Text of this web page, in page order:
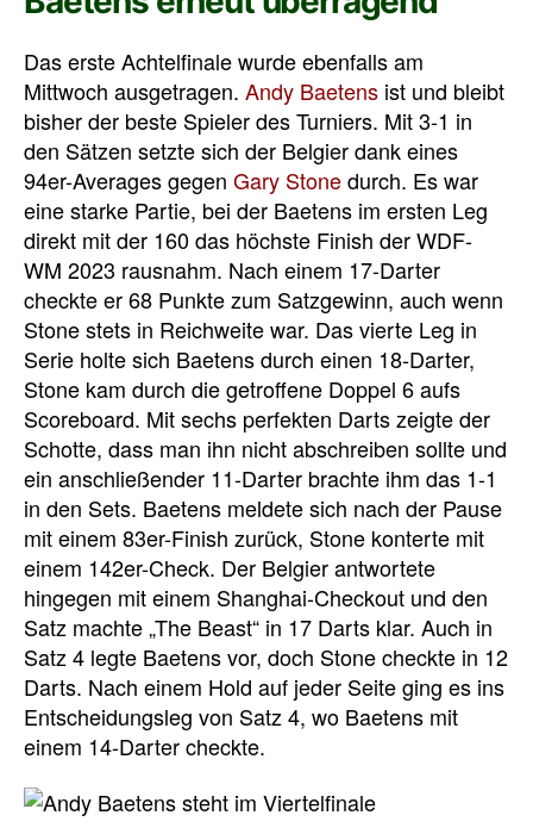
Das erste Achtelfinale wurde ebenfalls am
Mittwoch ausgetragen. Andy Baetens ist und bleibt
bisher der beste Spieler des Turniers. Mit 3-1 in
den Sätzen setzte sich der Belgier dank eines
94er-Averages gegen Gary Stonedurch. Es war
eine starke Partie, bei der Baetens im ersten Leg
direkt mit der 160 das höchste Finish der WDF-
WM 2023 rausnahm. Nach einem 17-Darter
checkte er 68 Punkte zum Satzgewinn, auch wenn
Stone stets in Reichweite war. Das vierte Leg in
Serie holte sich Baetens durch einen 18-Darter,
Stone kam durch die getroffene Doppel 6 aufs
Scoreboard. Mit sechs perfekten Darts zeigte der
Schotte, dass man ihn nicht abschreiben sollte und
ein anschließender 11-Darter brachte ihm das 1-1
in den Sets. Baetens meldete sich nach der Pause
mit einem 83er-Finish zurück, Stone konterte mit
einem 142er-Check. Der Belgier antwortete
hingegen mit einem Shanghai-Checkout und den
Satz machte „The Beast“ in 17 Darts klar. Auch in
Satz 4 legte Baetens vor, doch Stone checkte in 12
Darts. Nach einem Hold auf jeder Seite ging es ins
Entscheidungsleg von Satz 4, wo Baetens mit
einem 14-Darter checkte.